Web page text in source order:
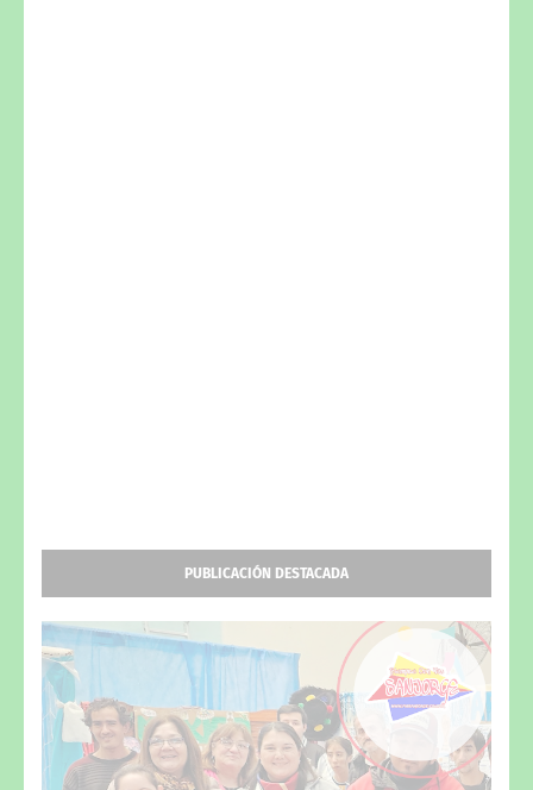
PUBLICACIÓN DESTACADA